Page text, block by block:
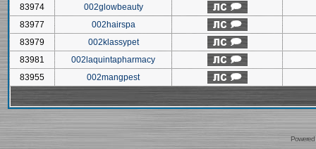
83974
002glowbeauty
83977
002hairspa
83979
002klassypet
83981
002laquintapharmacy
83955
002mangpest